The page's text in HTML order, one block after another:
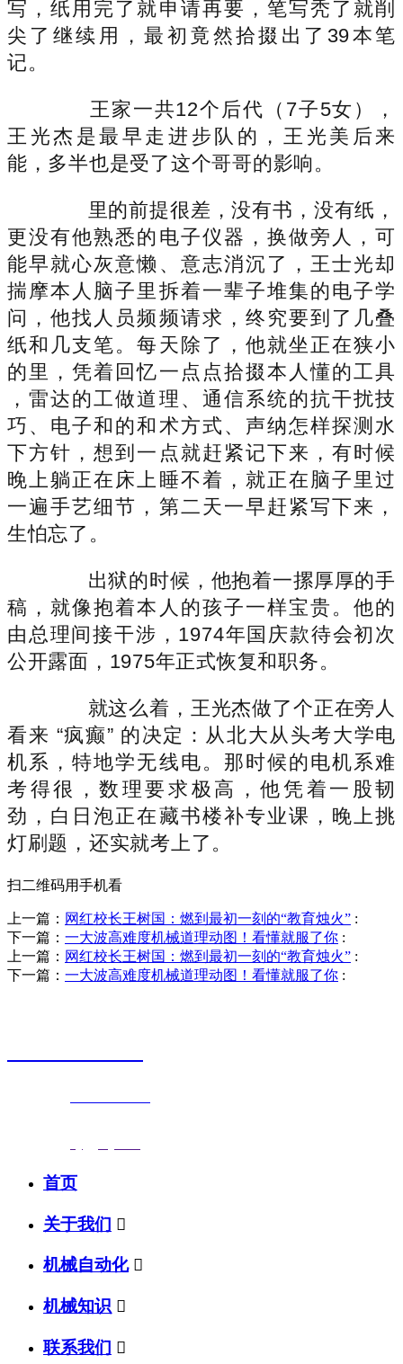
写，纸用完了就申请再要，笔写秃了就削
尖了继续用，最初竟然拾掇出了39本笔
记。
王家一共12个后代（7子5女），
王光杰是最早走进步队的，王光美后来
能，多半也是受了这个哥哥的影响。
里的前提很差，没有书，没有纸，
更没有他熟悉的电子仪器，换做旁人，可
能早就心灰意懒、意志消沉了，王士光却
揣摩本人脑子里拆着一辈子堆集的电子学
问，他找人员频频请求，终究要到了几叠
纸和几支笔。每天除了，他就坐正在狭小
的里，凭着回忆一点点拾掇本人懂的工具
，雷达的工做道理、通信系统的抗干扰技
巧、电子和的和术方式、声纳怎样探测水
下方针，想到一点就赶紧记下来，有时候
晚上躺正在床上睡不着，就正在脑子里过
一遍手艺细节，第二天一早赶紧写下来，
生怕忘了。
出狱的时候，他抱着一摞厚厚的手
稿，就像抱着本人的孩子一样宝贵。他的
由总理间接干涉，1974年国庆款待会初次
公开露面，1975年正式恢复和职务。
就这么着，王光杰做了个正在旁人
看来 “疯癫” 的决定：从北大从头考大学电
机系，特地学无线电。那时候的电机系难
考得很，数理要求极高，他凭着一股韧
劲，白日泡正在藏书楼补专业课，晚上挑
灯刷题，还实就考上了。
扫二维码用手机看
上一篇： 网红校长王树国：燃到最初一刻的“教育烛火” :
下一篇： 一大波高难度机械道理动图！看懂就服了你 :
上一篇： 网红校长王树国：燃到最初一刻的“教育烛火” :
下一篇： 一大波高难度机械道理动图！看懂就服了你 :
首页
关于我们 
机械自动化 
机械知识 
联系我们 